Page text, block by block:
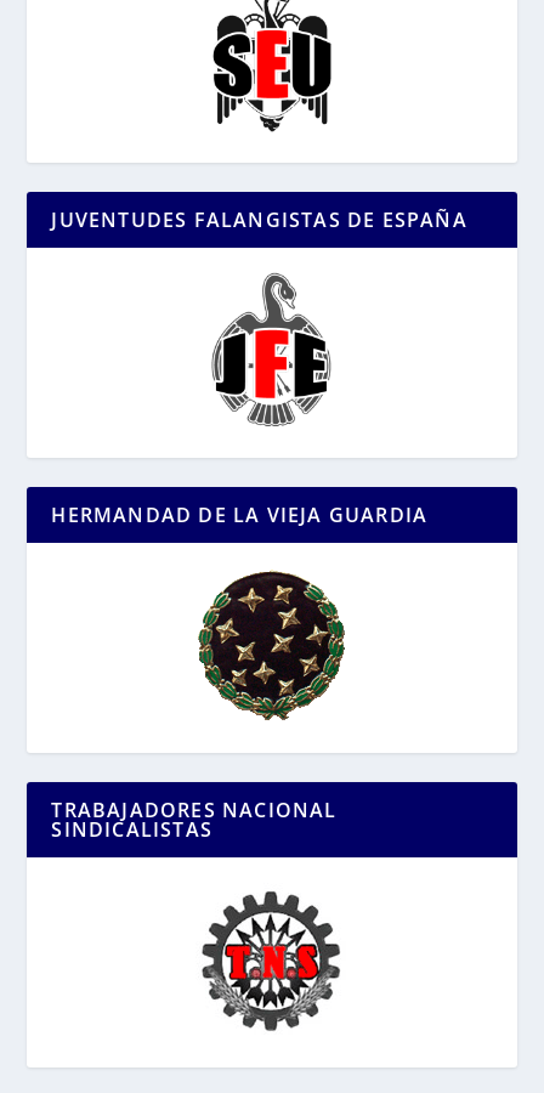
JUVENTUDES FALANGISTAS DE ESPAÑA
HERMANDAD DE LA VIEJA GUARDIA
TRABAJADORES NACIONAL
SINDICALISTAS